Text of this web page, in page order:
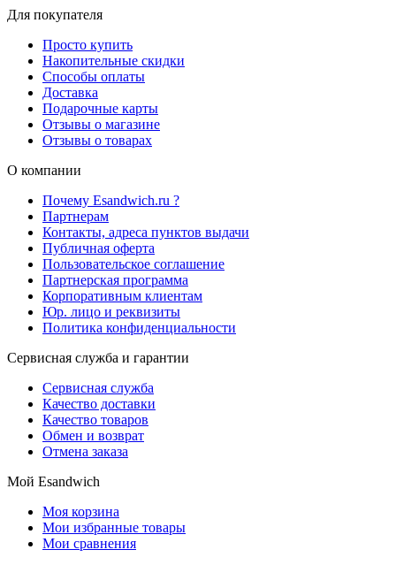
Для покупателя
Просто купить
Накопительные скидки
Способы оплаты
Доставка
Подарочные карты
Отзывы о магазине
Отзывы о товарах
О компании
Почему Esandwich.ru ?
Партнерам
Контакты, адреса пунктов выдачи
Публичная оферта
Пользовательское соглашение
Партнерская программа
Корпоративным клиентам
Юр. лицо и реквизиты
Политика конфиденциальности
Сервисная служба и гарантии
Сервисная служба
Качество доставки
Качество товаров
Обмен и возврат
Отмена заказа
Мой Esandwich
Моя корзина
Мои избранные товары
Мои сравнения